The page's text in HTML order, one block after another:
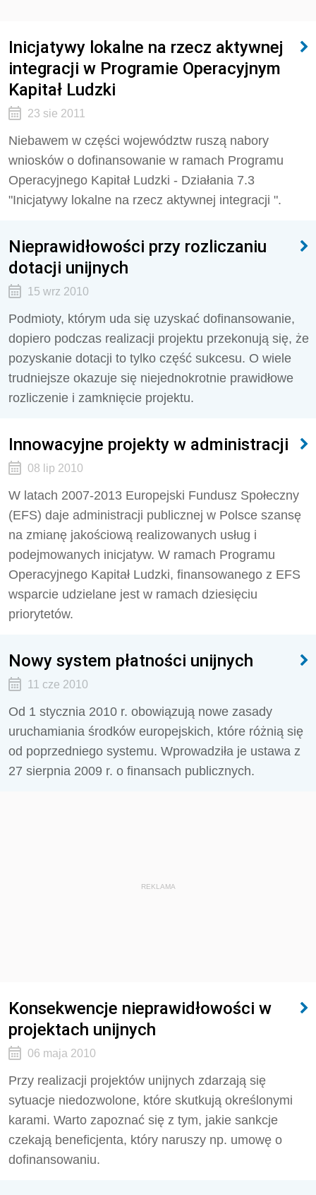
Inicjatywy lokalne na rzecz aktywnej
integracji w Programie Operacyjnym
Kapitał Ludzki
23 sie 2011
Niebawem w części województw ruszą nabory
wniosków o dofinansowanie w ramach Programu
Operacyjnego Kapitał Ludzki - Działania 7.3
"Inicjatywy lokalne na rzecz aktywnej integracji ".
Nieprawidłowości przy rozliczaniu
dotacji unijnych
15 wrz 2010
Podmioty, którym uda się uzyskać dofinansowanie,
dopiero podczas realizacji projektu przekonują się, że
pozyskanie dotacji to tylko część sukcesu. O wiele
trudniejsze okazuje się niejednokrotnie prawidłowe
rozliczenie i zamknięcie projektu.
Innowacyjne projekty w administracji
08 lip 2010
W latach 2007-2013 Europejski Fundusz Społeczny
(EFS) daje administracji publicznej w Polsce szansę
na zmianę jakościową realizowanych usług i
podejmowanych inicjatyw. W ramach Programu
Operacyjnego Kapitał Ludzki, finansowanego z EFS
wsparcie udzielane jest w ramach dziesięciu
priorytetów.
Nowy system płatności unijnych
11 cze 2010
Od 1 stycznia 2010 r. obowiązują nowe zasady
uruchamiania środków europejskich, które różnią się
od poprzedniego systemu. Wprowadziła je ustawa z
27 sierpnia 2009 r. o finansach publicznych.
REKLAMA
Konsekwencje nieprawidłowości w
projektach unijnych
06 maja 2010
Przy realizacji projektów unijnych zdarzają się
sytuacje niedozwolone, które skutkują określonymi
karami. Warto zapoznać się z tym, jakie sankcje
czekają beneficjenta, który naruszy np. umowę o
dofinansowaniu.